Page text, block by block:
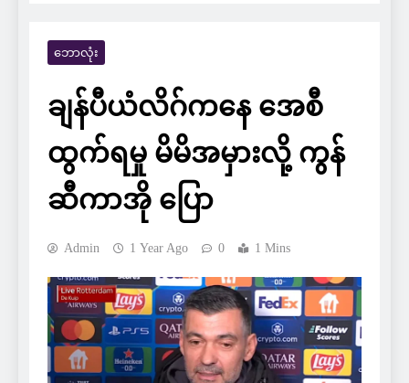
ဘောလုံး
ချန်ပီယံလိဂ်ကနေ အေစီ
ထွက်ရမှု မိမိအမှားလို့ ကွန်
ဆီကာအို ပြော
Admin 1 Year Ago 0 1 Mins